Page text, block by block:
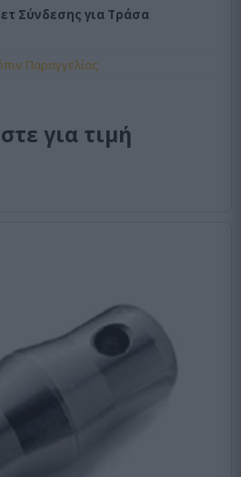
Σύνδεσης για Τράσα
Παραγγελίας
για τιμή